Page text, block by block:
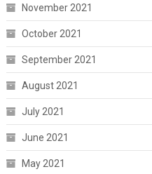
November 2021
October 2021
September 2021
August 2021
July 2021
June 2021
May 2021